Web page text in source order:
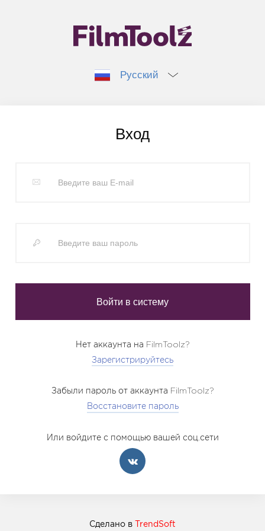
Русский
Вход
Нет аккаунта на FilmToolz?
Зарегистрируйтесь
Забыли пароль от аккаунта FilmToolz?
Восстановите пароль
Или войдите с помощью вашей соц.сети
Сделано в TrendSoft